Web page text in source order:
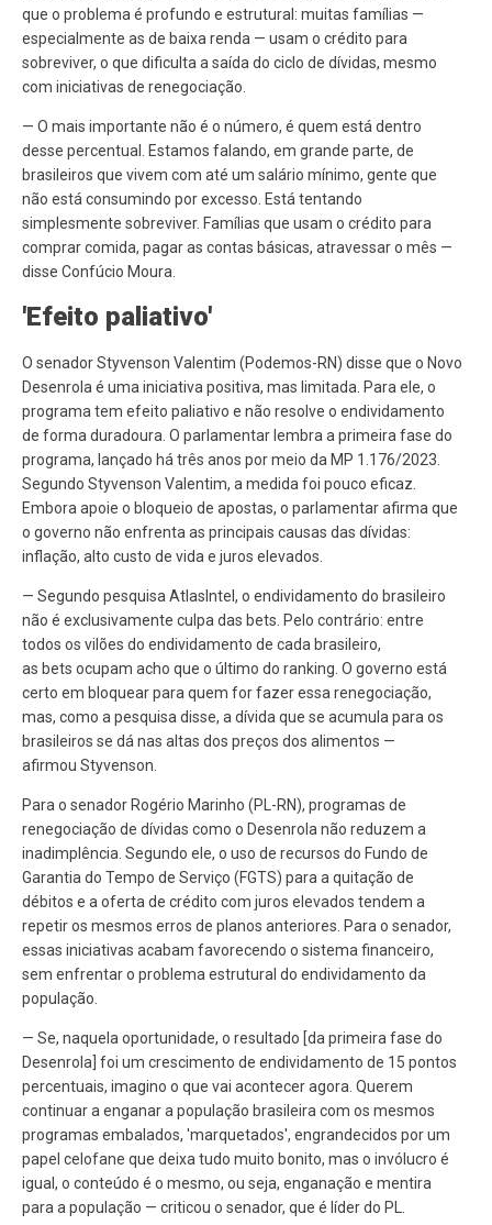
que o problema é profundo e estrutural: muitas famílias —
especialmente as de baixa renda — usam o crédito para
sobreviver, o que dificulta a saída do ciclo de dívidas, mesmo
com iniciativas de renegociação.
— O mais importante não é o número, é quem está dentro
desse percentual. Estamos falando, em grande parte, de
brasileiros que vivem com até um salário mínimo, gente que
não está consumindo por excesso. Está tentando
simplesmente sobreviver. Famílias que usam o crédito para
comprar comida, pagar as contas básicas, atravessar o mês —
disse Confúcio Moura.
'Efeito paliativo'
O senador Styvenson Valentim (Podemos-RN) disse que o Novo
Desenrola é uma iniciativa positiva, mas limitada. Para ele, o
programa tem efeito paliativo e não resolve o endividamento
de forma duradoura. O parlamentar lembra a primeira fase do
programa, lançado há três anos por meio da MP 1.176/2023.
Segundo Styvenson Valentim, a medida foi pouco eficaz.
Embora apoie o bloqueio de apostas, o parlamentar afirma que
o governo não enfrenta as principais causas das dívidas:
inflação, alto custo de vida e juros elevados.
— Segundo pesquisa AtlasIntel, o endividamento do brasileiro
não é exclusivamente culpa das bets. Pelo contrário: entre
todos os vilões do endividamento de cada brasileiro,
as bets ocupam acho que o último do ranking. O governo está
certo em bloquear para quem for fazer essa renegociação,
mas, como a pesquisa disse, a dívida que se acumula para os
brasileiros se dá nas altas dos preços dos alimentos —
afirmou Styvenson.
Para o senador Rogério Marinho (PL-RN), programas de
renegociação de dívidas como o Desenrola não reduzem a
inadimplência. Segundo ele, o uso de recursos do Fundo de
Garantia do Tempo de Serviço (FGTS) para a quitação de
débitos e a oferta de crédito com juros elevados tendem a
repetir os mesmos erros de planos anteriores. Para o senador,
essas iniciativas acabam favorecendo o sistema financeiro,
sem enfrentar o problema estrutural do endividamento da
população.
— Se, naquela oportunidade, o resultado [da primeira fase do
Desenrola] foi um crescimento de endividamento de 15 pontos
percentuais, imagino o que vai acontecer agora. Querem
continuar a enganar a população brasileira com os mesmos
programas embalados, 'marquetados', engrandecidos por um
papel celofane que deixa tudo muito bonito, mas o invólucro é
igual, o conteúdo é o mesmo, ou seja, enganação e mentira
para a população — criticou o senador, que é líder do PL.